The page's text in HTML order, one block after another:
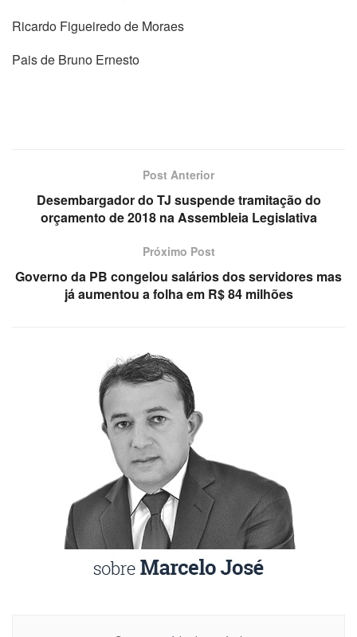
Ricardo Figueiredo de Moraes
Pais de Bruno Ernesto
Post Anterior
Desembargador do TJ suspende tramitação do
orçamento de 2018 na Assembleia Legislativa
Próximo Post
Governo da PB congelou salários dos servidores mas
já aumentou a folha em R$ 84 milhões